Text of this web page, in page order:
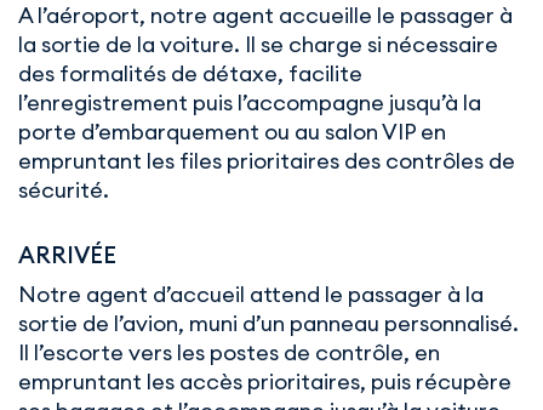
A l’aéroport, notre agent accueille le passager à
la sortie de la voiture. Il se charge si nécessaire
des formalités de détaxe, facilite
l’enregistrement puis l’accompagne jusqu’à la
porte d’embarquement ou au salon VIP en
empruntant les files prioritaires des contrôles de
sécurité.
ARRIVÉE
Notre agent d’accueil attend le passager à la
sortie de l’avion, muni d’un panneau personnalisé.
Il l’escorte vers les postes de contrôle, en
empruntant les accès prioritaires, puis récupère